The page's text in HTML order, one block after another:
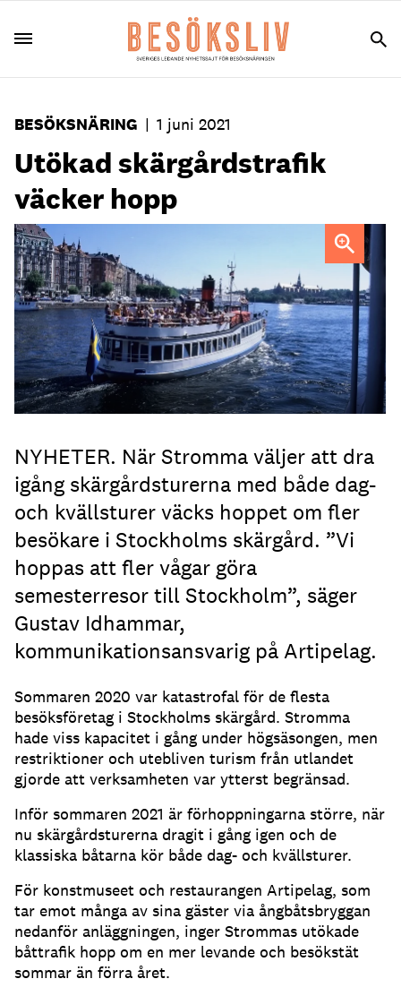
BESÖKSNÄRING | 1 juni 2021
Utökad skärgårdstrafik
väcker hopp
Foto: Stromma
NYHETER. När Stromma väljer att dra
igång skärgårdsturerna med både dag-
och kvällsturer väcks hoppet om fler
besökare i Stockholms skärgård. ”Vi
hoppas att fler vågar göra
semesterresor till Stockholm”, säger
Gustav Idhammar,
kommunikationsansvarig på Artipelag.
Sommaren 2020 var katastrofal för de flesta
besöksföretag i Stockholms skärgård. Stromma
hade viss kapacitet i gång under högsäsongen, men
restriktioner och utebliven turism från utlandet
gjorde att verksamheten var ytterst begränsad.
Inför sommaren 2021 är förhoppningarna större, när
nu skärgårdsturerna dragit i gång igen och de
klassiska båtarna kör både dag- och kvällsturer.
För konstmuseet och restaurangen Artipelag, som
tar emot många av sina gäster via ångbåtsbryggan
nedanför anläggningen, inger Strommas utökade
båttrafik hopp om en mer levande och besökstät
sommar än förra året.